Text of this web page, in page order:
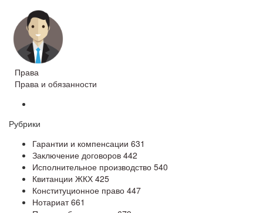
Права
Права и обязанности
Рубрики
Гарантии и компенсации 631
Заключение договоров 442
Исполнительное производство 540
Квитанции ЖКХ 425
Конституционное право 447
Нотариат661